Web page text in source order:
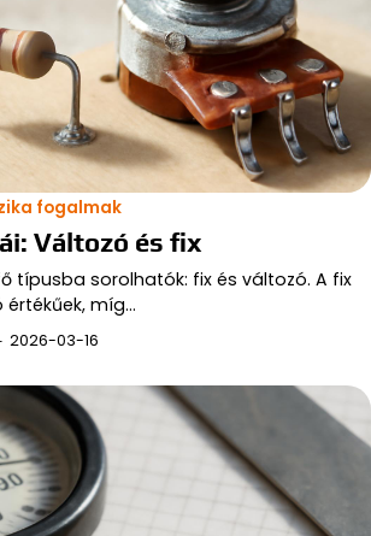
fogalmak
Változó és fix
típusba sorolhatók: fix és változó. A fix
értékűek, míg…
2026-03-16